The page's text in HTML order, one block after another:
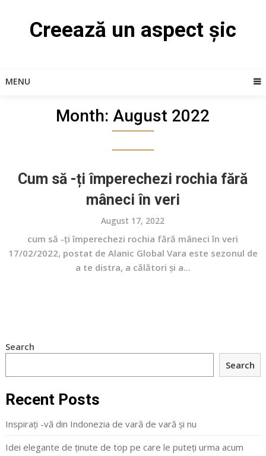
contentCreează un aspect șic
MENU
Month:August 2022
Cum să -ți împerechezi rochia fără
mâneci în veri
August 17, 2022
cum să -ți împerechezi rochia fără mâneci în veri
17/02/2022, postat de Alanic Global Vara este sezonul de
a te distra, a călători și a...
Search
Search
Recent Posts
Inspirați -vă din Indonezia de vară de vară și nu
Idei elegante de ținute de top pe care le puteți urma acum